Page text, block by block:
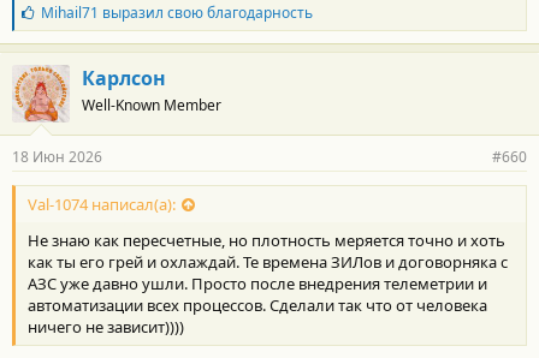
Б
л
а
г
о
д
а
н
о
с
и
:
Mihail71 выразил свою благодарность
Карлсон
Well-Known Member
18 Июн 2026 #660
Val-1074 написал(а):
Не знаю как пересчетные, но плотность меряется точно и хоть
как ты его грей и охлаждай. Те времена ЗИЛов и договорняка с
АЗС уже давно ушли. Просто после внедрения телеметрии и
автоматизации всех процессов. Сделали так что от человека
ничего не зависит))))